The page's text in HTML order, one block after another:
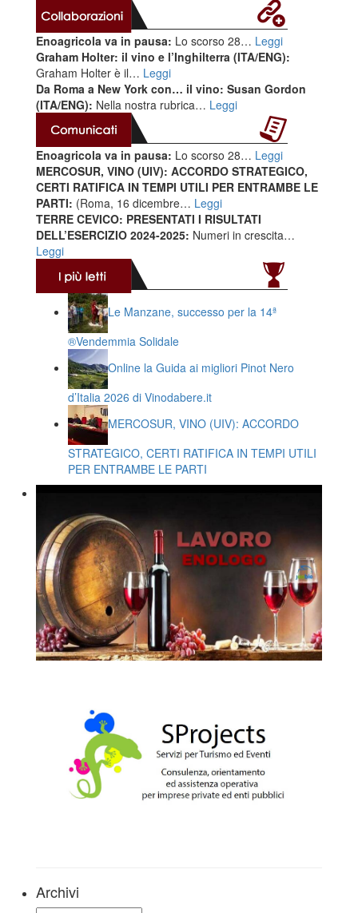
Enoagricola va in pausa: Lo scorso 28… Leggi
Graham Holter: il vino e l’Inghilterra (ITA/ENG):
Graham Holter è il… Leggi
Da Roma a New York con… il vino: Susan Gordon
(ITA/ENG): Nella nostra rubrica… Leggi
Enoagricola va in pausa: Lo scorso 28… Leggi
MERCOSUR, VINO (UIV): ACCORDO STRATEGICO,
CERTI RATIFICA IN TEMPI UTILI PER ENTRAMBE LE
PARTI: (Roma, 16 dicembre… Leggi
TERRE CEVICO: PRESENTATI I RISULTATI
DELL’ESERCIZIO 2024-2025: Numeri in crescita…
Leggi
Le Manzane, successo per la 14ª
®️Vendemmia Solidale
Online la Guida ai migliori Pinot Nero
d’Italia 2026 di Vinodabere.it
MERCOSUR, VINO (UIV): ACCORDO
STRATEGICO, CERTI RATIFICA IN TEMPI UTILI
PER ENTRAMBE LE PARTI
Archivi